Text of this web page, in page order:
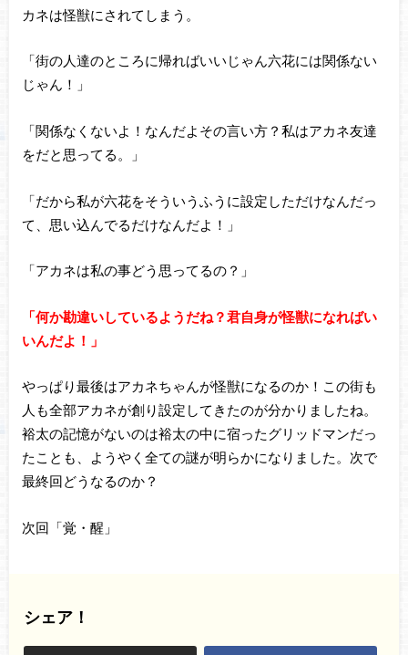
カネは怪獣にされてしまう。
「街の人達のところに帰ればいいじゃん六花には関係ない
じゃん！」
「関係なくないよ！なんだよその言い方？私はアカネ友達
をだと思ってる。」
「だから私が六花をそういうふうに設定しただけなんだっ
て、思い込んでるだけなんだよ！」
「アカネは私の事どう思ってるの？」
「何か勘違いしているようだね？君自身が怪獣になればい
いんだよ！」
やっぱり最後はアカネちゃんが怪獣になるのか！この街も
人も全部アカネが創り設定してきたのが分かりましたね。
裕太の記憶がないのは裕太の中に宿ったグリッドマンだっ
たことも、ようやく全ての謎が明らかになりました。次で
最終回どうなるのか？
次回「覚・醒」
シェア！